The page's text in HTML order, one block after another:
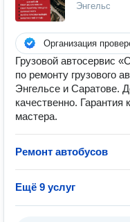
Энгельс
Организация
Грузовой автосервис
по ремонту грузового
Энгельсе и Саратове.
качественно.
мастера.
Ремонт автобусов
Ещё 9 услуг